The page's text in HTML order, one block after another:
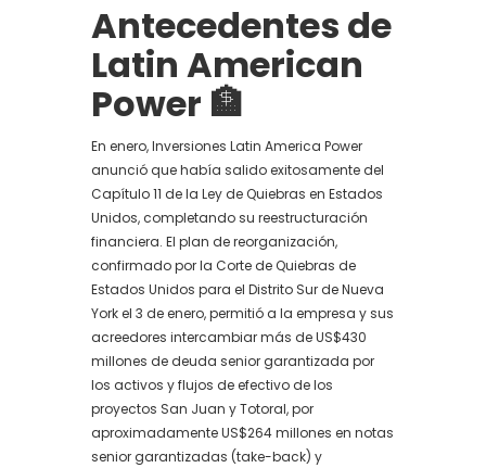
Antecedentes de
Latin American
Power 🏦
En enero, Inversiones Latin America Power
anunció que había salido exitosamente del
Capítulo 11 de la Ley de Quiebras en Estados
Unidos, completando su reestructuración
financiera. El plan de reorganización,
confirmado por la Corte de Quiebras de
Estados Unidos para el Distrito Sur de Nueva
York el 3 de enero, permitió a la empresa y sus
acreedores intercambiar más de US$430
millones de deuda senior garantizada por
los activos y flujos de efectivo de los
proyectos San Juan y Totoral, por
aproximadamente US$264 millones en notas
senior garantizadas (take-back) y